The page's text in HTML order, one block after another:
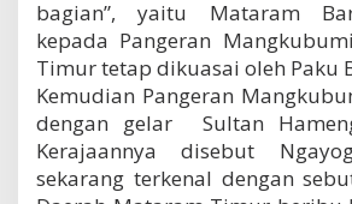
bagian”, yaitu Mataram
kepada Pangeran
Timur tetap dikuasai oleh Paku
Kemudian Pangeran
dengan gelar Sultan
Kerajaannya disebut
sekarang terkenal dengan